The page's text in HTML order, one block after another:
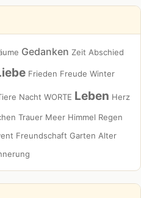
Gedanken Zeit Abschied
Frieden Freude Winter
Nacht WORTE Leben Herz
Trauer Meer Himmel Regen
Freundschaft Garten Alter